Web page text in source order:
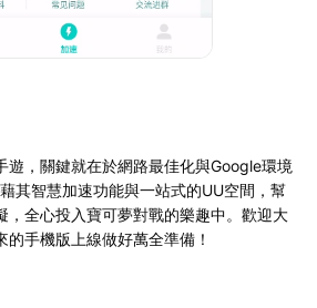
遊，關鍵就在於網路最佳化與Google環境
其智慧加速功能與一站式的UU空間，幫
，全心投入寶可夢對戰的樂趣中。歡迎大
手機版上線做好萬全準備！